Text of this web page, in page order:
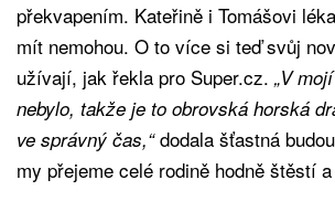
překvapením. Kateřině i Tomášovi
mít nemohou. O to více si teď svůj
užívají, jak řekla pro Super.cz. „V
nebylo, takže je to obrovská horská
ve správný čas,“dodala šťastná
my přejeme celé rodině hodně štěstí